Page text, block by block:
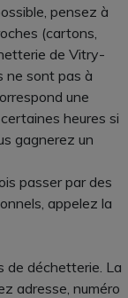
pensez à
(cartons,
de Vitry-
ne sont pas à
une
heures si
gagnerez un
passer par des
appelez la
de déchetterie. La
adresse, numéro